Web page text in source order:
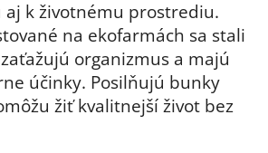
aj k životnému prostrediu.
na ekofarmách sa stali
organizmus a majú
účinky. Posilňujú bunky
žiť kvalitnejší život bez